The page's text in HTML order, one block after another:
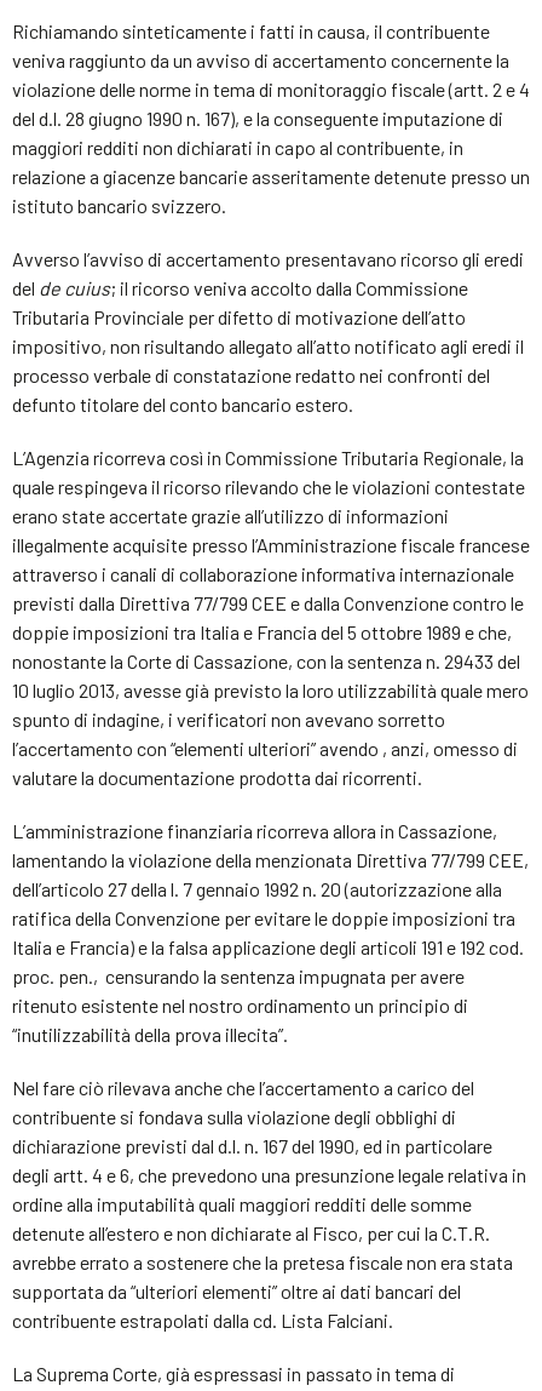
Richiamando sinteticamente i fatti in causa, il contribuente
veniva raggiunto da un avviso di accertamento concernente la
violazione delle norme in tema di monitoraggio fiscale (artt. 2 e 4
del d.l. 28 giugno 1990 n. 167), e la conseguente imputazione di
maggiori redditi non dichiarati in capo al contribuente, in
relazione a giacenze bancarie asseritamente detenute presso un
istituto bancario svizzero.
Avverso l’avviso di accertamento presentavano ricorso gli eredi
del de cuius; il ricorso veniva accolto dalla Commissione
Tributaria Provinciale per difetto di motivazione dell’atto
impositivo, non risultando allegato all’atto notificato agli eredi il
processo verbale di constatazione redatto nei confronti del
defunto titolare del conto bancario estero.
L’Agenzia ricorreva così in Commissione Tributaria Regionale, la
quale respingeva il ricorso rilevando che le violazioni contestate
erano state accertate grazie all’utilizzo di informazioni
illegalmente acquisite presso l’Amministrazione fiscale francese
attraverso i canali di collaborazione informativa internazionale
previsti dalla Direttiva 77/799 CEE e dalla Convenzione contro le
doppie imposizioni tra Italia e Francia del 5 ottobre 1989 e che,
nonostante la Corte di Cassazione, con la sentenza n. 29433 del
10 luglio 2013, avesse già previsto la loro utilizzabilità quale mero
spunto di indagine, i verificatori non avevano sorretto
l’accertamento con “elementi ulteriori” avendo , anzi, omesso di
valutare la documentazione prodotta dai ricorrenti.
L’amministrazione finanziaria ricorreva allora in Cassazione,
lamentando la violazione della menzionata Direttiva 77/799 CEE,
dell’articolo 27 della l. 7 gennaio 1992 n. 20 (autorizzazione alla
ratifica della Convenzione per evitare le doppie imposizioni tra
Italia e Francia) e la falsa applicazione degli articoli 191 e 192 cod.
proc. pen., censurando la sentenza impugnata per avere
ritenuto esistente nel nostro ordinamento un principio di
“inutilizzabilità della prova illecita”.
Nel fare ciò rilevava anche che l’accertamento a carico del
contribuente si fondava sulla violazione degli obblighi di
dichiarazione previsti dal d.l. n. 167 del 1990, ed in particolare
degli artt. 4 e 6, che prevedono una presunzione legale relativa in
ordine alla imputabilità quali maggiori redditi delle somme
detenute all’estero e non dichiarate al Fisco, per cui la C.T.R.
avrebbe errato a sostenere che la pretesa fiscale non era stata
supportata da “ulteriori elementi” oltre ai dati bancari del
contribuente estrapolati dalla cd. Lista Falciani.
La Suprema Corte, già espressasi in passato in tema di